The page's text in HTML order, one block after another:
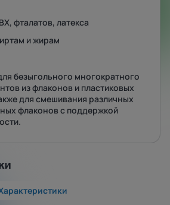
фталатов, латекса
и жирам
безыгольного многократного
из флаконов и пластиковых
для смешивания различных
флаконов с поддержкой